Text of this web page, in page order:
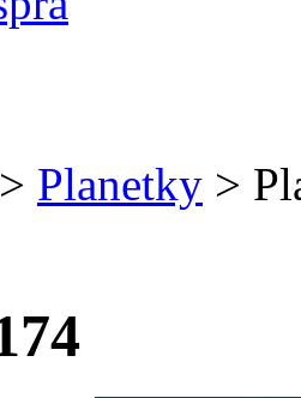
> Planetky >